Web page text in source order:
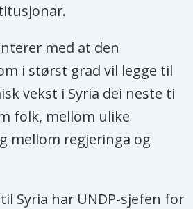
med at den
i størst grad vil legge til
vekst i Syria dei neste ti
folk, mellom ulike
mellom regjeringa og
Syria har UNDP-sjefen for